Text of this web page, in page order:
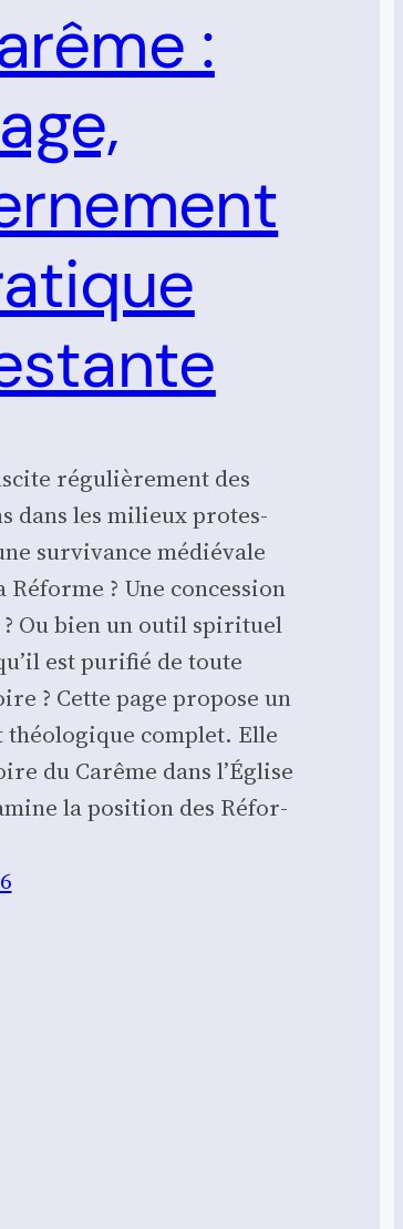
:
régu­liè­re­ment des
dans les milieux pro­tes­
sur­vi­vance médié­vale
? Une conces­sion
Ou bien un outil spi­ri­tuel
est puri­fié de toute
? Cette page pro­pose un
théo­lo­gique com­plet. Elle
du Carême dans l’Église
la posi­tion des Réfor­